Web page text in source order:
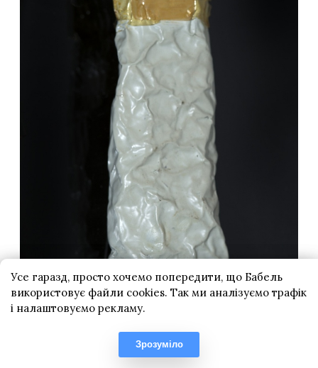
Усе гаразд, просто хочемо попередити, що Бабель
використовує файли cookies. Так ми аналізуємо трафік
і налаштовуємо рекламу.
Зрозуміло